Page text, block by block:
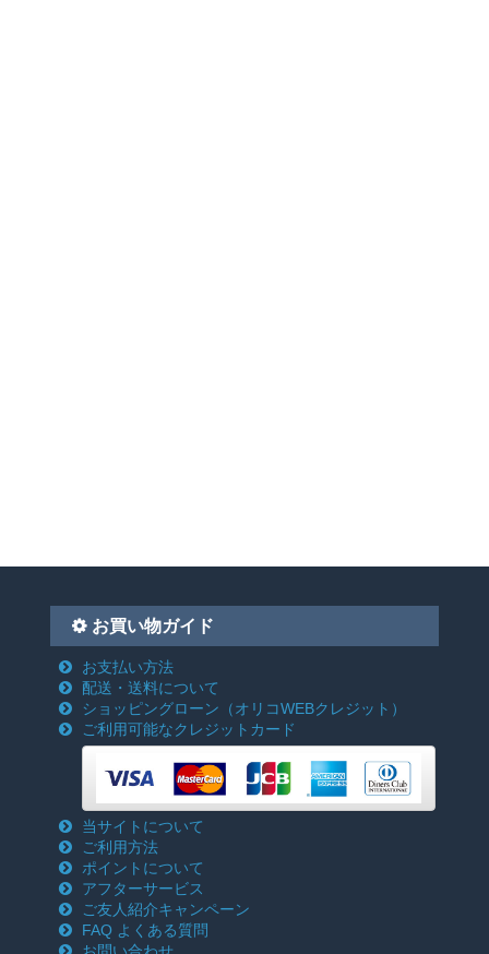
お買い物ガイド
お支払い方法
配送・送料について
ショッピングローン （オリコWEBクレジット）
ご利用可能なクレジットカード
当サイトについて
ご利用方法
ポイントについて
アフターサービス
ご友人紹介キャンペーン
FAQ よくある質問